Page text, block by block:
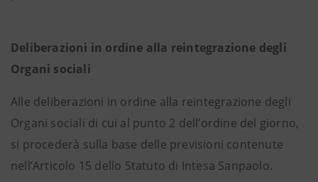
Deliberazioni in ordine alla reintegrazione degli
Organi sociali
Alle deliberazioni in ordine alla reintegrazione degli
Organi sociali di cui al punto 2 dell’ordine del giorno,
si procederà sulla base delle previsioni contenute
nell’Articolo 15 dello Statuto di Intesa Sanpaolo.